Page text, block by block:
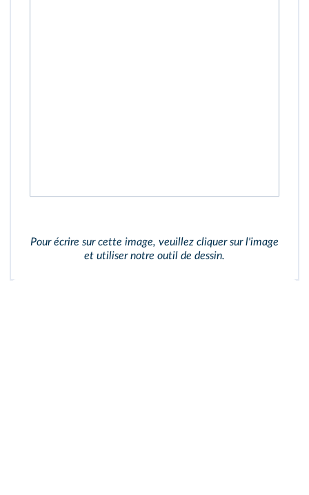
Pour écrire sur cette image, veuillez cliquer sur l'image
et utiliser notre outil de dessin.